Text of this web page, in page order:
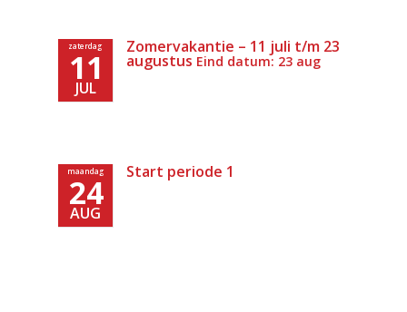
zaterdag
11
JUL
Zomervakantie – 11 juli t/m 23
augustus Eind datum: 23 aug
maandag
24
AUG
Start periode 1